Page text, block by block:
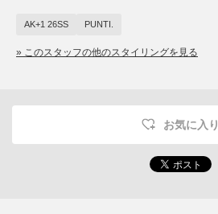
AK+1 26SS PUNTI.
» このスタッフの他のスタイリングを見る
お気に入り